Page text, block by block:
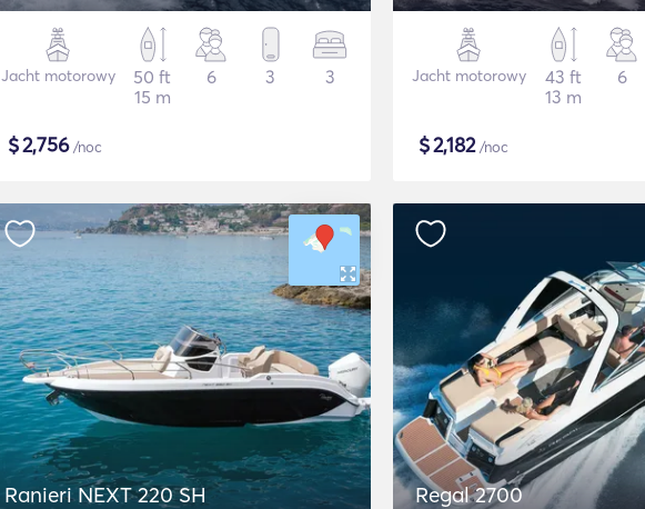
Jacht motorowy
50 ft
15 m
6 3 3
$2,756/noc
Jacht motorowy
43 ft
13 m
6
$2,182/noc
Ranieri NEXT 220 SH Regal 2700